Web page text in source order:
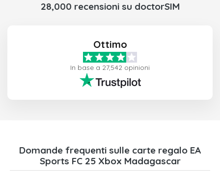
28,000 recensioni su doctorSIM
Ottimo
In base a 27,542 opinioni
Domande frequenti sulle carte regalo EA
Sports FC 25 Xbox Madagascar